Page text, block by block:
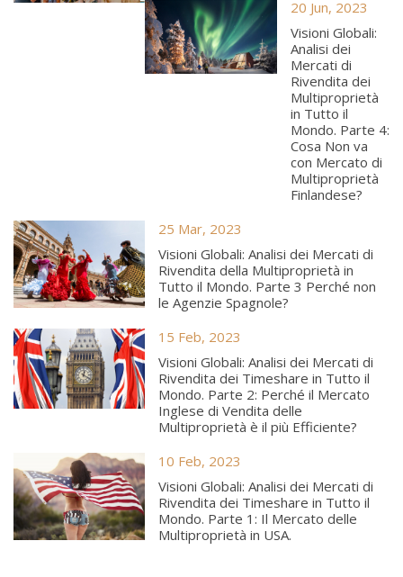
20 Jun, 2023
Visioni Globali:
Analisi dei
Mercati di
Rivendita dei
Multiproprietà
in Tutto il
Mondo. Parte 4:
Cosa Non va
con Mercato di
Multiproprietà
Finlandese?
25 Mar, 2023
Visioni Globali: Analisi dei Mercati di
Rivendita della Multiproprietà in
Tutto il Mondo. Parte 3 Perché non
le Agenzie Spagnole?
15 Feb, 2023
Visioni Globali: Analisi dei Mercati di
Rivendita dei Timeshare in Tutto il
Mondo. Parte 2: Perché il Mercato
Inglese di Vendita delle
Multiproprietà è il più Efficiente?
10 Feb, 2023
Visioni Globali: Analisi dei Mercati di
Rivendita dei Timeshare in Tutto il
Mondo. Parte 1: Il Mercato delle
Multiproprietà in USA.